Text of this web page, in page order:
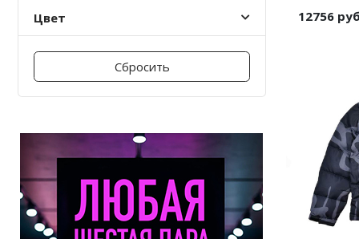
Цвет
Сбросить
12756 руб
Nike PG
Nike Uptempo
Nike Foamposite